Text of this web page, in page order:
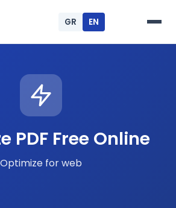
GR EN
PDF Free Online
Optimize for web